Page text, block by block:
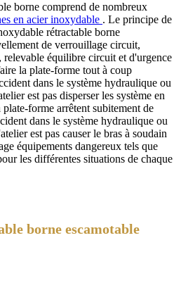
borne comprend de nombreux
en acier inoxydable . Le principe de
rétractable borne
de verrouillage circuit,
équilibre circuit et d'urgence
la plate-forme tout à coup
dans le système hydraulique ou
est pas disperser les système en
forme arrêtent subitement de
dans le système hydraulique ou
est pas causer le bras à soudain
équipements dangereux tels que
les différentes situations de chaque
borne escamotable